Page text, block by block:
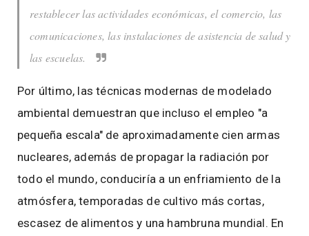
restablecer las actividades económicas, el comercio, las
comunicaciones, las instalaciones de asistencia de salud y
las escuelas.
Por último, las técnicas modernas de modelado
ambiental demuestran que incluso el empleo "a
pequeña escala" de aproximadamente cien armas
nucleares, además de propagar la radiación por
todo el mundo, conduciría a un enfriamiento de la
atmósfera, temporadas de cultivo más cortas,
escasez de alimentos y una hambruna mundial. En